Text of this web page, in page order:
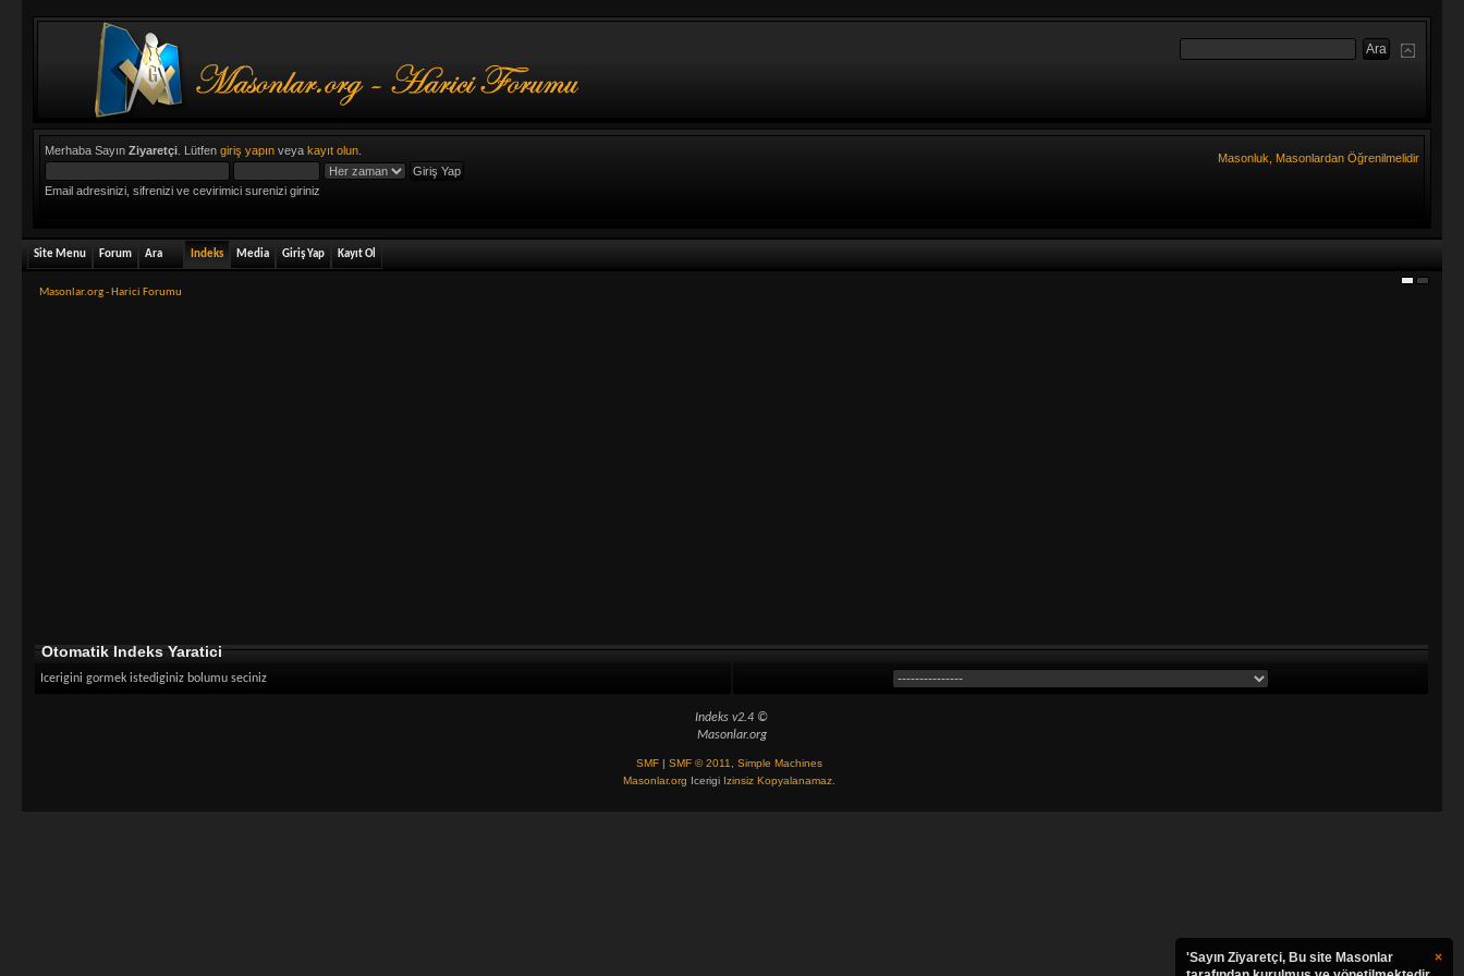
Merhaba SayınZiyaretçi . Lütfengiriş yapın veyakayıt olun
Email adresinizi, sifrenizi ve cevirimici surenizi giriniz
Masonluk, Masonlardan Öğrenilmelidir
Site Menu Forum Ara Indeks Media Giriş Yap Kayıt Ol
Masonlar.org - Harici Forumu
Otomatik Indeks Yaratici
Icerigini gormek istediginiz bolumu seciniz
Indeks v2.4 ©
Masonlar.org
SMF| SMF © 2011
Simple Machines
Masonlar.org Icerigi Izinsiz Kopyalanamaz.
×
'Sayın Ziyaretçi, Bu site Masonlar